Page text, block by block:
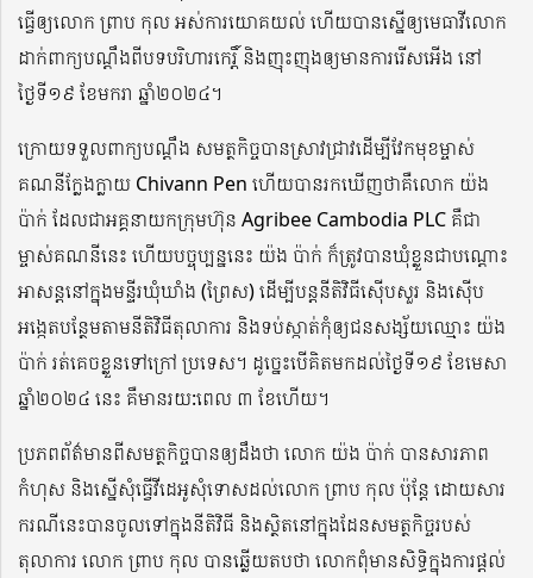
ធ្វើឲ្យលោក ព្រាប កុល អស់ការយោគយល់ ហើយបានស្នើឲ្យមេធាវីលោក
ដាក់ពាក្យបណ្តឹងពីបទបរិហារកេរ្តិ៍ និងញុះញុងឲ្យមានការរើសអើង នៅ
ថ្ងៃទី១៩ ខែមករា ឆ្នាំ២០២៤។
ក្រោយទទួលពាក្យបណ្តឹង សមត្ថកិច្ចបានស្រាវជ្រាវដើម្បីវែកមុខម្ចាស់
គណនីក្លែងក្លាយ Chivann Pen ហើយបានរកឃើញថាគឺលោក យ៉ង
ប៉ាក់ ដែលជាអគ្គនាយកក្រុមហ៊ុន Agribee Cambodia PLC គឺជា
ម្ចាស់គណនីនេះ ហើយបច្ចុប្បន្ននេះ យ៉ង ប៉ាក់ ក៏ត្រូវបានឃុំខ្លួនជាបណ្តោះ
អាសន្តនៅក្នុងមន្ទីរឃុំឃាំង (ព្រៃស) ដើម្បីបន្តនីតិវិធីស៊ើបសួរ និងស៊ើប
អង្កេតបន្ថែមតាមនីតិវិធីតុលាការ និងទប់ស្កាត់កុំឲ្យជនសង្ស័យឈ្មោះ យ៉ង
ប៉ាក់ រត់គេចខ្លួនទៅក្រៅ ប្រទេស។ ដូច្នេះបើគិតមកដល់ថ្ងៃទី១៩ ខែមេសា
ឆ្នាំ២០២៤ នេះ គឺមានរយ:ពេល ៣ ខែហើយ។
ប្រភពព័ត៌មានពីសមត្ថកិច្ចបានឲ្យដឹងថា លោក យ៉ង ប៉ាក់ បានសារភាព
កំហុស និងស្នើសុំធ្វើវីដេអូសុំទោសដល់លោក ព្រាប កុល ប៉ុន្តែ ដោយសារ
ករណីនេះបានចូលទៅក្នុងនីតិវិធី និងស្ថិតនៅក្នុងដែនសមត្ថកិច្ចរបស់
តុលាការ លោក ព្រាប កុល បានឆ្លើយតបថា លោកពុំមានសិទ្ធិក្នុងការផ្តល់